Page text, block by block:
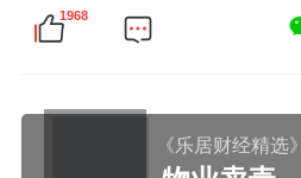
有明说。
行。
1968
《乐居财经精选》